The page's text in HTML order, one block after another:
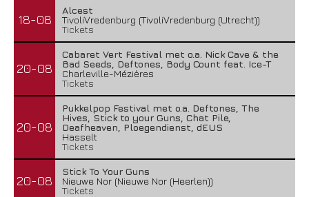
18-08
Alcest
TivoliVredenburg (TivoliVredenburg (Utrecht))
Tickets
20-08
Cabaret Vert Festival met o.a. Nick Cave & the
Bad Seeds, Deftones, Body Count feat. Ice-T
Charleville-Mézières
Tickets
20-08
Pukkelpop Festival met o.a. Deftones, The
Hives, Stick to your Guns, Chat Pile,
Deafheaven, Ploegendienst, dEUS
Hasselt
Tickets
20-08
Stick To Your Guns
Nieuwe Nor (Nieuwe Nor (Heerlen))
Tickets